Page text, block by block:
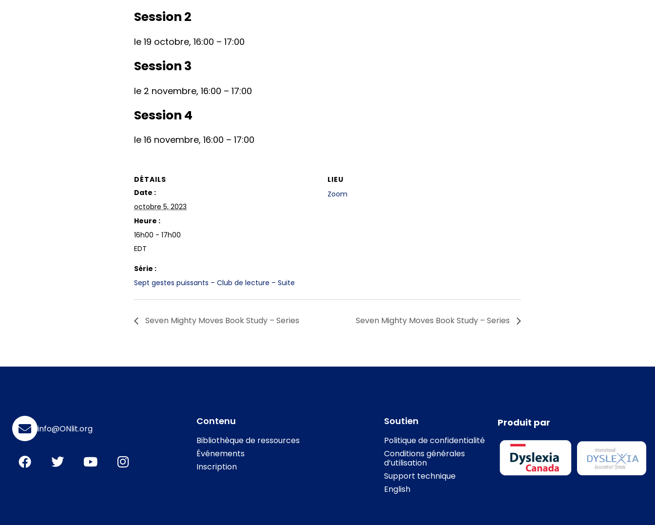
Session 2
le 19 octobre, 16:00 – 17:00
Session 3
le 2 novembre, 16:00 – 17:00
Session 4
le 16 novembre, 16:00 – 17:00
DÉTAILS
Date :
octobre 5, 2023
Heure :
16h00 - 17h00
EDT
Série :
Sept gestes puissants – Club de lecture – Suite
LIEU
Zoom
Seven Mighty Moves Book Study – Series Seven Mighty Moves Book Study – Series
info@ONlit.org
Contenu
Bibliothèque de ressources
Événements
Inscription
Soutien
Politique de confidentialité
Conditions générales
d’utilisation
Support technique
English
Produit par